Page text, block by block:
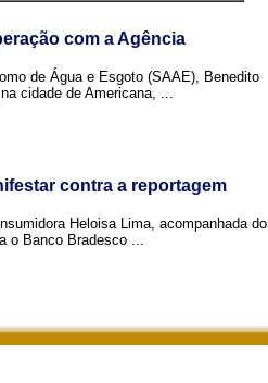
com a Agência
de Água e Esgoto (SAAE), Benedito
cidade de Americana, ...
contra a reportagem
Heloisa Lima, acompanhada do
o Banco Bradesco ...